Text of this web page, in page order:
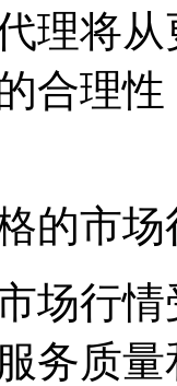
理将
合理
的市场
场行
务质